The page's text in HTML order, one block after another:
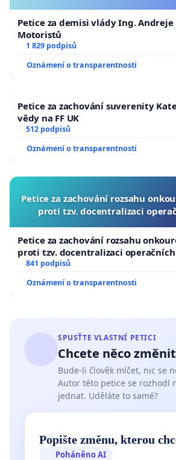
Petice za demisi vlády Ing. Andreje
Motoristů
1 829 podpisů
Oznámení o transparentnosti
Petice za zachování suverenity
vědy na FF UK
512 podpisů
Oznámení o transparentnosti
Petice za zachování rozsahu
proti tzv. docentralizaci
Petice za zachování rozsahu
proti tzv. docentralizaci
841 podpisů
Oznámení o transparentnosti
SPUSŤTE VLASTNÍ PETICI
Chcete něco
Bude-li člověk mlčet, nic se
Autor této petice se rozhodl
jednat. Uděláte to samé?
Popište změnu, kterou
Poháněno AI